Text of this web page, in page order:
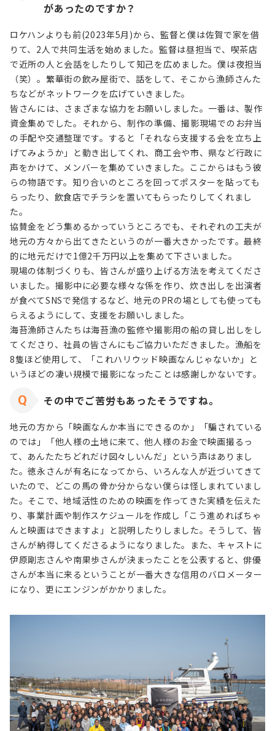
があったのですか？
ロケハンよりも前(2023年5月)から、監督と僕は佐賀で家を借
りて、2人で共同生活を始めました。監督は昼担当で、喫茶店
で近所の人と会話をしたりして知己を広めました。僕は夜担当
（笑）。繁華街の飲み屋街で、話をして、そこから漁師さんた
ちなどがネットワークを広げていきました。
皆さんには、さまざまな協力をお願いしました。一番は、製作
資金集めでした。それから、制作の準備、撮影現場でのお弁当
の手配や交通整理です。すると「それなら支援する会を立ち上
げてみようか」と動き出してくれ、商工会や市、県など行政に
声をかけて、メンバーを集めていきました。ここからはもう彼
らの物語です。知り合いのところを回ってポスターを貼っても
らったり、飲食店でチラシを置いてもらったりしてくれまし
た。
協賛金をどう集めるかっていうところでも、それぞれの工夫が
地元の方々から出てきたというのが一番大きかったです。最終
的に地元だけで1億2千万円以上を集めて下さいました。
現場の体制づくりも、皆さんが盛り上げる方法を考えてくださ
いました。撮影中に必要な様々な係を作り、炊き出しを出演者
が食べてSNSで発信するなど、地元のPRの場としても使っても
らえるようにして、支援をお願いしました。
海苔漁師さんたちは海苔漁の監修や撮影用の船の貸し出しをし
てくださり、社員の皆さんにもご協力いただきました。漁船を
8隻ほど使用して、「これハリウッド映画なんじゃないか」と
いうほどの凄い規模で撮影になったことは感謝しかないです。
その中でご苦労もあったそうですね。
地元の方から「映画なんか本当にできるのか」「騙されている
のでは」「他人様の土地に来て、他人様のお金で映画撮るっ
て、あんたたちどれだけ図々しいんだ」という声はありまし
た。徳永さんが有名になってから、いろんな人が近づいてきて
いたので、どこの馬の骨か分からない僕らは怪しまれていまし
た。そこで、地域活性のための映画を作ってきた実績を伝えた
り、事業計画や制作スケジュールを作成し「こう進めればちゃ
んと映画はできますよ」と説明したりしました。そうして、皆
さんが納得してくださるようになりました。また、キャストに
伊原剛志さんや南果歩さんが決まったことを公表すると、俳優
さんが本当に来るということが一番大きな信用のバロメーター
になり、更にエンジンがかかりました。